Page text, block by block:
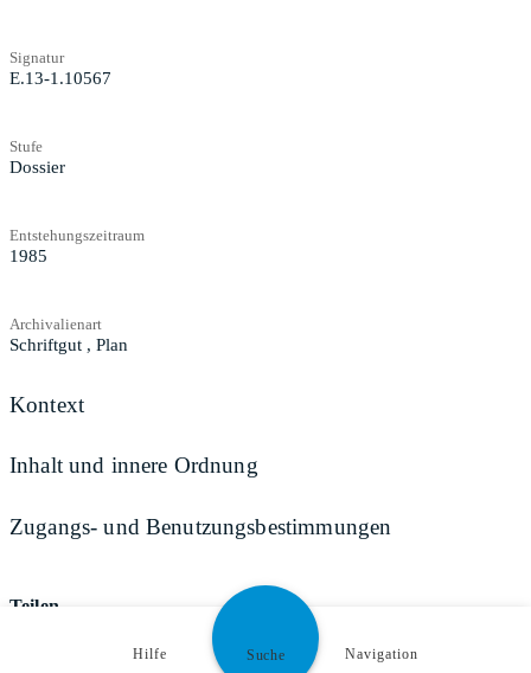
Signatur
E.13-1.10567
Stufe
Dossier
Entstehungszeitraum
1985
Archivalienart
Schriftgut , Plan
Kontext
Inhalt und innere Ordnung
Zugangs- und Benutzungsbestimmungen
Teilen
Hilfe Suche Navigation